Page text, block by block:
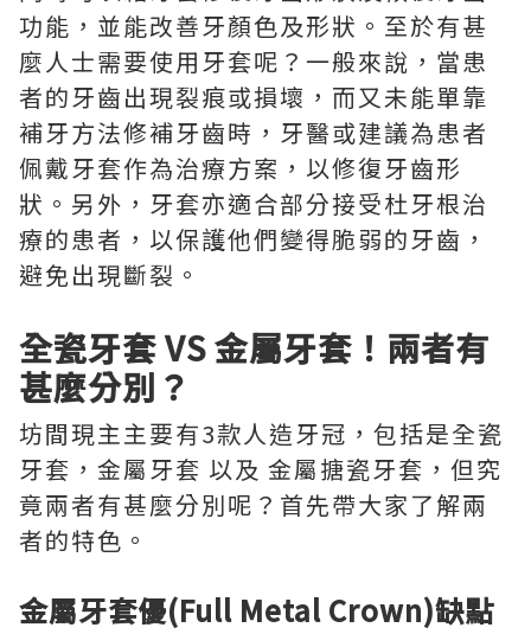
功能，並能改善牙顏色及形狀。至於有甚
麼人士需要使用牙套呢？一般來說，當患
者的牙齒出現裂痕或損壞，而又未能單靠
補牙方法修補牙齒時，牙醫或建議為患者
佩戴牙套作為治療方案，以修復牙齒形
狀。另外，牙套亦適合部分接受杜牙根治
療的患者，以保護他們變得脆弱的牙齒，
避免出現斷裂。
全瓷牙套 VS 金屬牙套！兩者有
甚麼分別？
坊間現主主要有3款人造牙冠，包括是全瓷
牙套，金屬牙套 以及 金屬搪瓷牙套，但究
竟兩者有甚麼分別呢？首先帶大家了解兩
者的特色。
金屬牙套優(Full Metal Crown)缺點